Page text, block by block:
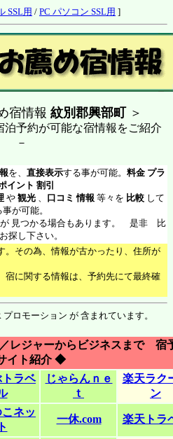
SSL用 / PC パソコン SSL用 ]
宿情報 紋別郡興部町 ＞
約が可能な宿情報をご紹介
－
を、 直接表示する事が可能。 料金 プラ
イント 割引
や 観光、 口コミ 情報 等々を 比較して
事が可能。
見つかる場合もあります。 是非 比
探し下さい。
。その為、情報が古かったり、住所が
宿に関する情報は、予約先にて最終確
ロモーション が 含まれています。
レジャーからビジネスまで 宿
イト紹介 ◆
ラベ
じゃらんｎｅ
ｔ
楽天ラク
ン
ネッ
ト
一休.com 楽天トラ